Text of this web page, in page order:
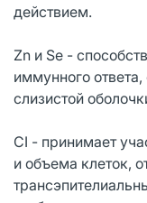
действием.
Zn и Sе -
иммунного
слизистой
CI - принимает
и объема клеток,